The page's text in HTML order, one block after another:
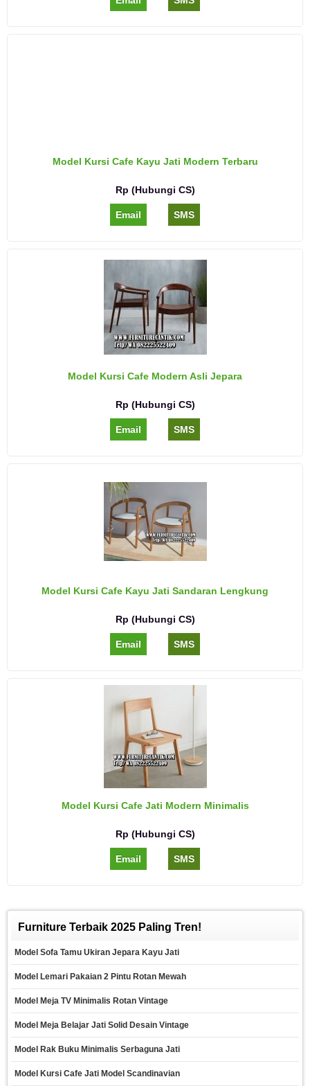
Model Kursi Cafe Kayu Jati Modern Terbaru
Rp (Hubungi CS)
Email SMS
Model Kursi Cafe Modern Asli Jepara
Rp (Hubungi CS)
Email SMS
Model Kursi Cafe Kayu Jati Sandaran Lengkung
Rp (Hubungi CS)
Email SMS
Model Kursi Cafe Jati Modern Minimalis
Rp (Hubungi CS)
Email SMS
Furniture Terbaik 2025 Paling Tren!
Model Sofa Tamu Ukiran Jepara Kayu Jati
Model Lemari Pakaian 2 Pintu Rotan Mewah
Model Meja TV Minimalis Rotan Vintage
Model Meja Belajar Jati Solid Desain Vintage
Model Rak Buku Minimalis Serbaguna Jati
Model Kursi Cafe Jati Model Scandinavian